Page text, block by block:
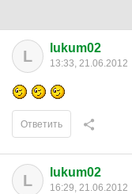
L lukum02
13:33, 21.06.2012
Ответить
L lukum02
16:29, 21.06.2012